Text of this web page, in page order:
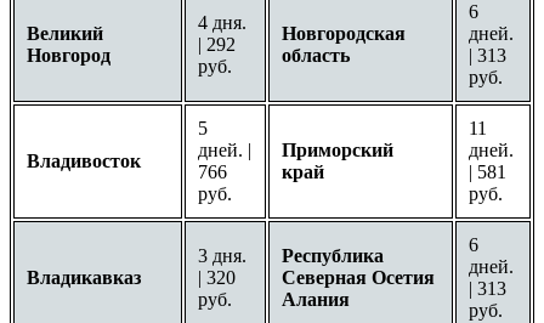
Великий
Новгород
4 дня.
| 292
руб.
Новгородская
область
6
дней.
| 313
руб.
Владивосток
5
дней. |
766
руб.
Приморский
край
11
дней.
| 581
руб.
Владикавказ
3 дня.
| 320
руб.
Республика
Северная Осетия
Алания
6
дней.
| 313
руб.